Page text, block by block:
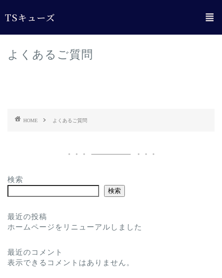
TSキューズ
よくあるご質問
HOME よくあるご質問
検索
検索
最近の投稿
ホームページをリニューアルしました
最近のコメント
表示できるコメントはありません。